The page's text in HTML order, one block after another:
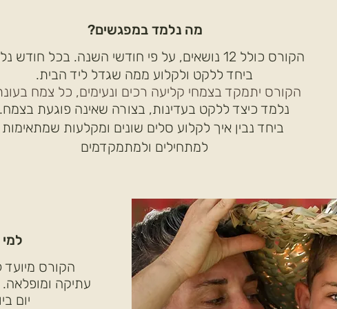
מה נלמד במפגשים?
הקורס כולל 12 נושאים, על פי חודשי השנה.
בכל חודש
ביחד ללקט ולקלוע ממה שגדל ליד הבית.
הקורס יתמקד בצמחי קליעה רכים ונעימים, כל צמח
נלמד כיצד ללקט בעדינות, בצורה שאינה פוגעת בצמח.
ביחד נבין איך לקלוע סלים שונים ומקלעות שמתאימות
למתחילים ולמתמקדמים
הקורס
עתיקה
יום